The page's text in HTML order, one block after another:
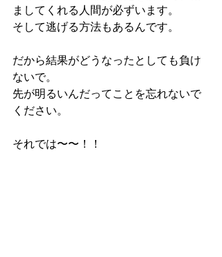
ましてくれる人間が必ずいます。
そして逃げる方法もあるんです。
だから結果がどうなったとしても負け
ないで。
先が明るいんだってことを忘れないで
ください。
それでは〜〜！！